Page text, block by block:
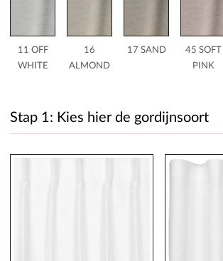
11 OFF
WHITE
16
ALMOND
17 SAND
45 SOFT
PINK
Stap 1: Kies hier de gordijnsoort